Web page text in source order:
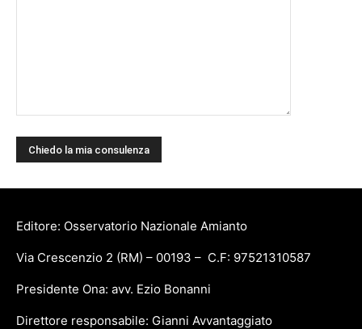
Editore: Osservatorio Nazionale Amianto
Via Crescenzio 2 (RM) – 00193 – C.F: 97521310587
Presidente Ona: avv. Ezio Bonanni
Direttore responsabile: Gianni Avvantaggiato